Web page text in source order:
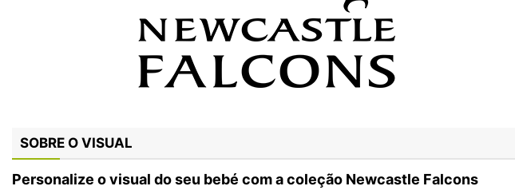
SOBRE O VISUAL
Personalize o visual do seu bebé com a coleção Newcastle Falcons